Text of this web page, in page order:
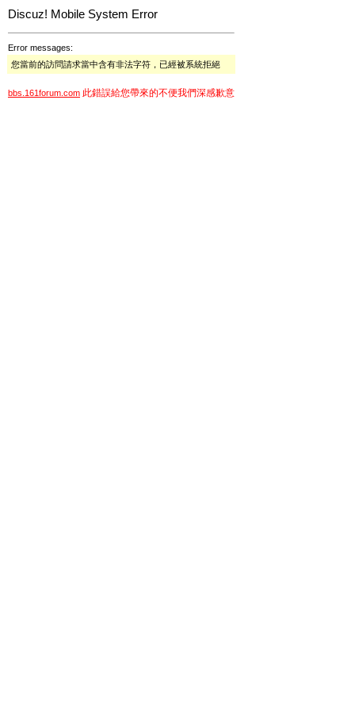
Discuz! Mobile System Error
Error messages:
您當前的訪問請求當中含有非法字符，已經被系統拒絕
bbs.161forum.com 此錯誤給您帶來的不便我們深感歉意